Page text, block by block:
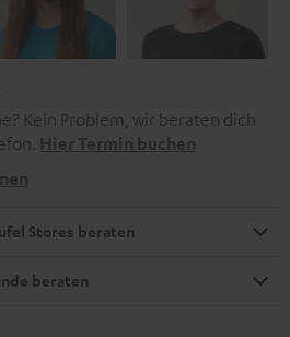
Kein Problem, wir beraten dich
Hier Termin buchen
Stores beraten
beraten